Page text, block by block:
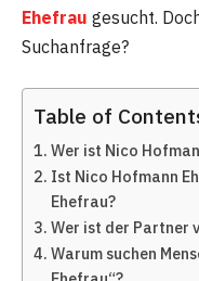
Ehefrau gesucht.
Suchanfrage?
Table of
Wer ist Nico
Ist Nico Hofmann
Ehefrau?
Wer ist der Partner
Warum suchen